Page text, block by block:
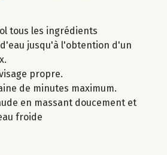
tous les ingrédients
jusqu'à l'obtention d'un
propre.
de minutes maximum.
en massant doucement et
froide